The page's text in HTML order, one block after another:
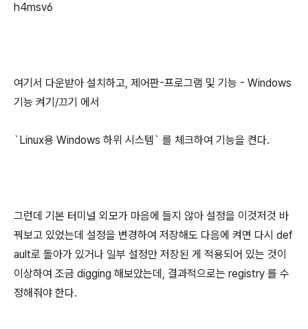
h4msv6
여기서 다운받아 설치하고, 제어판-프로그램 및 기능 - Windows
기능 켜기/끄기 에서
`Linux용 Windows 하위 시스템` 를 체크하여 기능을 켠다.
그런데 기본 터미널 외모가 마음에 들지 않아 설정을 이것저것 바
꿔보고 있었는데 설정을 변경하여 저장해도 다음에 켜면 다시 def
ault로 돌아가 있거나 일부 설정만 저장된 게 적용되어 있는 것이
이상하여 조금 digging 해보았는데, 결과적으로는 registry 를 수
정해줘야 한다.